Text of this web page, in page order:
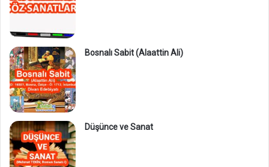
Bosnalı Sabit (Alaattin Ali)
Düşünce ve Sanat